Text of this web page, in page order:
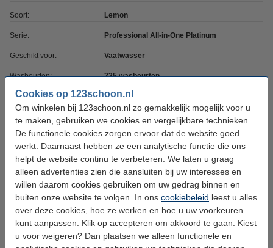
Cookies op 123schoon.nl
Om winkelen bij 123schoon.nl zo gemakkelijk mogelijk voor u
te maken, gebruiken we cookies en vergelijkbare technieken.
De functionele cookies zorgen ervoor dat de website goed
werkt. Daarnaast hebben ze een analytische functie die ons
helpt de website continu te verbeteren. We laten u graag
alleen advertenties zien die aansluiten bij uw interesses en
willen daarom cookies gebruiken om uw gedrag binnen en
buiten onze website te volgen. In ons cookiebeleid leest u alles
over deze cookies, hoe ze werken en hoe u uw voorkeuren
kunt aanpassen. Klik op accepteren om akkoord te gaan. Kiest
u voor weigeren? Dan plaatsen we alleen functionele en
Soort: Lemon
Serie: Professional All-in-One Platinum
Geschikt voor: Vaatwasser
Wasbeurten: 225 wasbeurten
Oplosbaar folie: Ja
Extra: Veiligheidsinformatie
Alternatief:
Aanbieding: Dreft Professional All-in-One
Platinum Plus Lemon Vaatwastabletten (3
zakken - 213 vaatwasbeurten)
€ 49,99
Aanbieding: Dreft Professional All-in-One
Platinum Vaatwastabletten Citroen (3 zakken -
243 vaatwasbeurten)
€ 52,99